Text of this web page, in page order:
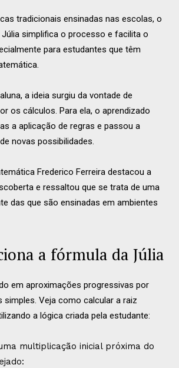
tradicionais ensinadas nas escolas, o
simplifica o processo e facilita o
para estudantes que têm
a ideia surgiu da vontade de
os cálculos. Para ela, o aprendizado
a aplicação de regras e passou a
novas possibilidades.
Frederico Ferreira destacou a
e ressaltou que se trata de uma
das que são ensinadas em ambientes
a fórmula da Júlia
em aproximações progressivas por
simples. Veja como calcular a raiz
a lógica criada pela estudante:
multiplicação inicial próxima do